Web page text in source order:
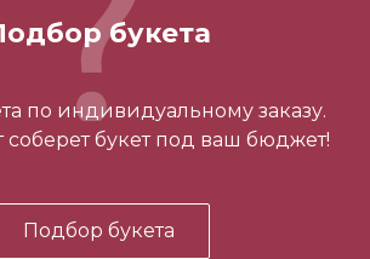
700 ₽
В корзину
букета
по индивидуальному заказу.
букет под ваш бюджет!
Подбор букета